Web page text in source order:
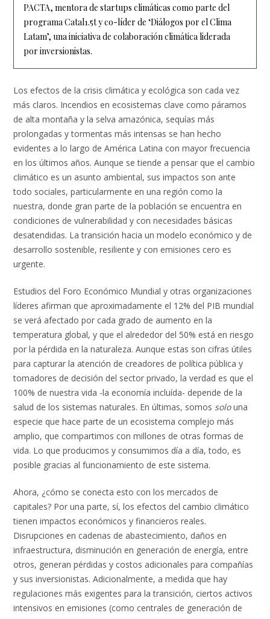
PACTA, mentora de startups climáticas como parte del
programa Catal1.5t y co-líder de ‘Diálogos por el Clima
Latam’, una iniciativa de colaboración climática liderada
por inversionistas.
Los efectos de la crisis climática y ecológica son cada vez
más claros. Incendios en ecosistemas clave como páramos
de alta montaña y la selva amazónica, sequías más
prolongadas y tormentas más intensas se han hecho
evidentes a lo largo de América Latina con mayor frecuencia
en los últimos años. Aunque se tiende a pensar que el cambio
climático es un asunto ambiental, sus impactos son ante
todo sociales, particularmente en una región como la
nuestra, donde gran parte de la población se encuentra en
condiciones de vulnerabilidad y con necesidades básicas
desatendidas. La transición hacia un modelo económico y de
desarrollo sostenible, resiliente y con emisiones cero es
urgente.
Estudios del Foro Económico Mundial y otras organizaciones
líderes afirman que aproximadamente el 12% del PIB mundial
se verá afectado por cada grado de aumento en la
temperatura global, y que el alrededor del 50% está en riesgo
por la pérdida en la naturaleza. Aunque estas son cifras útiles
para capturar la atención de creadores de política pública y
tomadores de decisión del sector privado, la verdad es que el
100% de nuestra vida -la economía incluída- depende de la
salud de los sistemas naturales. En últimas, somos solouna
especie que hace parte de un ecosistema complejo más
amplio, que compartimos con millones de otras formas de
vida. Lo que producimos y consumimos día a día, todo, es
posible gracias al funcionamiento de este sistema.
Ahora, ¿cómo se conecta esto con los mercados de
capitales? Por una parte, sí, los efectos del cambio climático
tienen impactos económicos y financieros reales.
Disrupciones en cadenas de abastecimiento, daños en
infraestructura, disminución en generación de energía, entre
otros, generan pérdidas y costos adicionales para compañías
y sus inversionistas. Adicionalmente, a medida que hay
regulaciones más exigentes para la transición, ciertos activos
intensivos en emisiones (como centrales de generación de